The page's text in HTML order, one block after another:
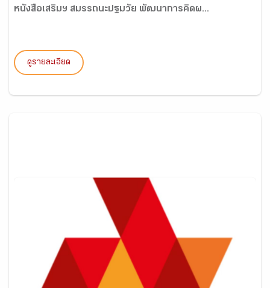
หนังสือเสริมฯ สมรรถนะปฐมวัย พัฒนาการคิดผ...
ดูรายละเอียด